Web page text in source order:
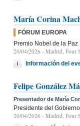
María Corina
FÓRUM EUROPA
Premio Nobel de la
20/04/2026 - Madrid, Four
Información del
Felipe González
Presentador de María
Presidente del
20/04/2026 - Madrid, Four